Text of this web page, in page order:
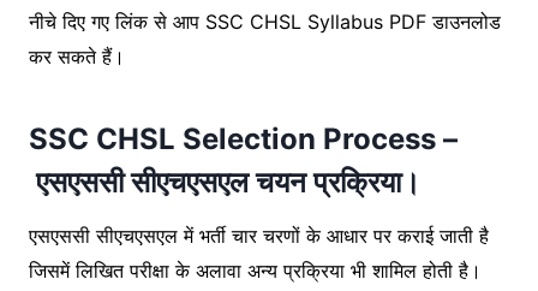
नीचे दिए गए लिंक से आप SSC CHSL Syllabus PDF डाउनलोड
कर सकते हैं।
SSC CHSL Selection Process –
एसएससी सीएचएसएल चयन प्रक्रिया।
एसएससी सीएचएसएल में भर्ती चार चरणों के आधार पर कराई जाती है
जिसमें लिखित परीक्षा के अलावा अन्य प्रक्रिया भी शामिल होती है।